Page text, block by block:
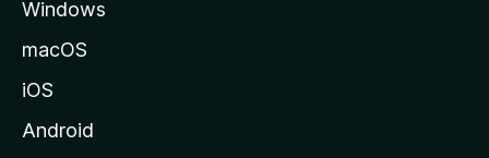
g
e
n
Windows
macOS
iOS
Android